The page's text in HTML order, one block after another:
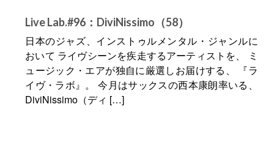
Live Lab.#96：DiviNissimo（58）
日本のジャズ、インストゥルメンタル・ジャンルに
おいて ライヴシーンを疾走するアーティストを、 ミ
ュージック・エアが独自に厳選しお届けする、 『ラ
イヴ・ラボ』。 今月はサックスの西本康朗率いる、
DiviNissimo（ディ […]